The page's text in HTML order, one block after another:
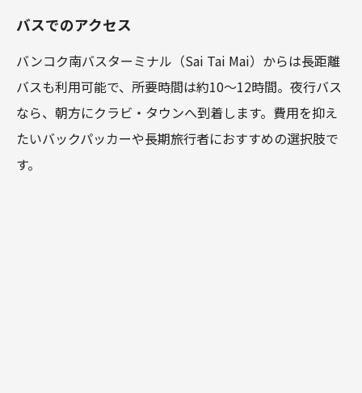
バスでのアクセス
バンコク南バスターミナル（Sai Tai Mai）からは長距離
バスも利用可能で、所要時間は約10～12時間。夜行バス
なら、朝方にクラビ・タウンへ到着します。費用を抑え
たいバックパッカーや長期旅行者におすすめの選択肢で
す。